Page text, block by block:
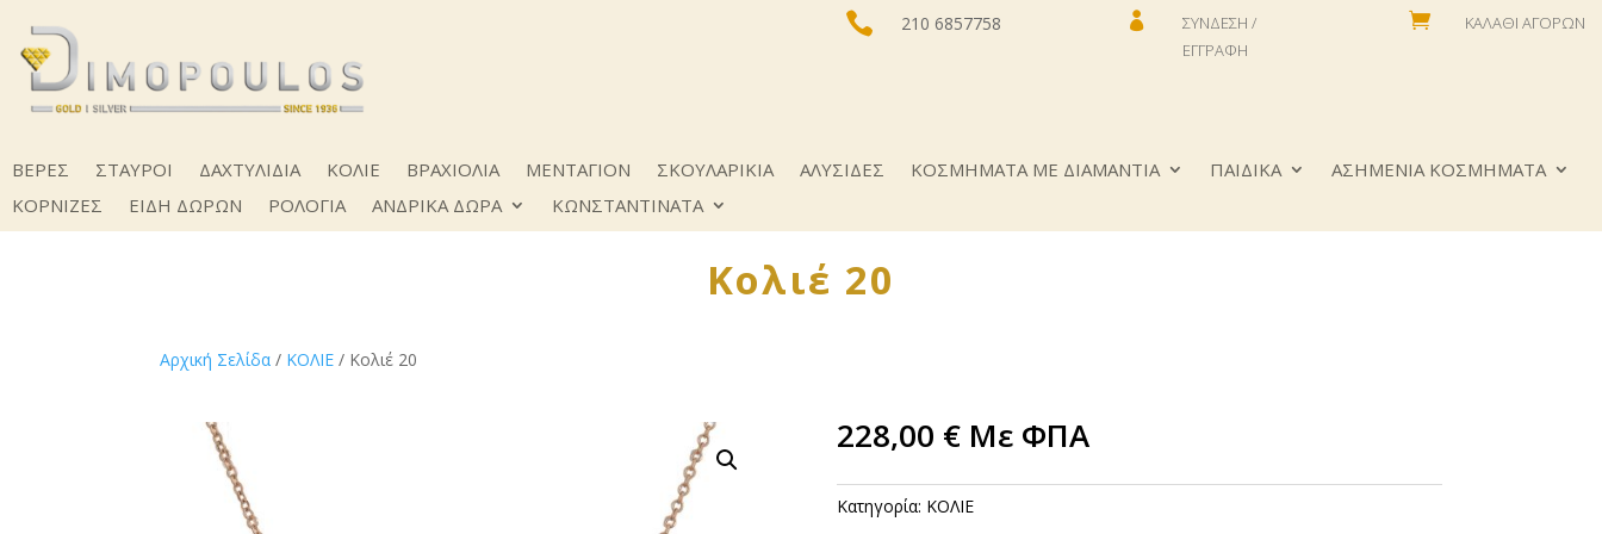
 210 6857758 
ΣΎΝΔΕΣΗ /
ΕΓΓΡΑΦΉ
 ΚΑΛΆΘΙ ΑΓΟΡΏΝ
ΒΕΡΕΣ ΣΤΑΥΡΟΙ ΔΑΧΤΥΛΙΔΙΑ ΚΟΛΙΕ ΒΡΑΧΙΟΛΙΑ ΜΕΝΤΑΓΙΟΝ ΣΚΟΥΛΑΡΙΚΙΑ ΑΛΥΣΙΔΕΣ ΚΟΣΜΗΜΑΤΑ ΜΕ ΔΙΑΜΑΝΤΙΑ ΠΑΙΔΙΚΑ
ΑΣΗΜΕΝΙΑ ΚΟΣΜΗΜΑΤΑ
ΚΟΡΝΙΖΕΣ
ΕΙΔΗ ΔΩΡΩΝ ΡΟΛΟΓΙΑ ΑΝΔΡΙΚΑ ΔΩΡΑ ΚΩNΣΤΑΝΤΙΝΑΤΑ
Κολιέ 20
Αρχική Σελίδα / ΚΟΛΙΕ / Κολιέ 20
228,00 € Με ΦΠΑ
Κατηγορία: ΚΟΛΙΕ